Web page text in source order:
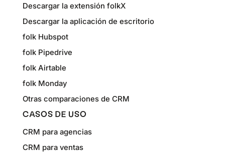
Descargar la extensión folkX
Descargar la aplicación de escritorio
folk Hubspot
folk Pipedrive
folk Airtable
folk Monday
Otras comparaciones de CRM
CASOS DE USO
CRM para agencias
CRM para ventas